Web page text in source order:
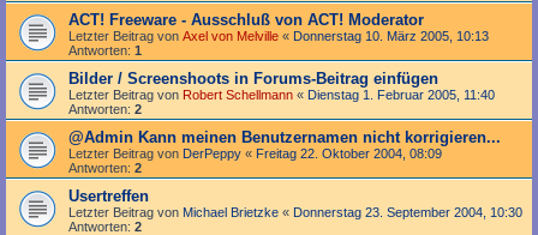
ACT! Freeware - Ausschluß von ACT! Moderator
Letzter Beitrag von Axel von Melville « Donnerstag 10. März 2005, 10:13
Antworten: 1
Bilder / Screenshoots in Forums-Beitrag einfügen
Letzter Beitrag von Robert Schellmann « Dienstag 1. Februar 2005, 11:40
Antworten: 2
@Admin Kann meinen Benutzernamen nicht korrigieren...
Letzter Beitrag von DerPeppy « Freitag 22. Oktober 2004, 08:09
Antworten: 2
Usertreffen
Letzter Beitrag von Michael Brietzke « Donnerstag 23. September 2004, 10:30
Antworten: 2